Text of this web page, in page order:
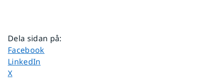
Dela sidan på:
Dela sidan på
Facebook
Dela sidan på
LinkedIn
Dela sidan på
X